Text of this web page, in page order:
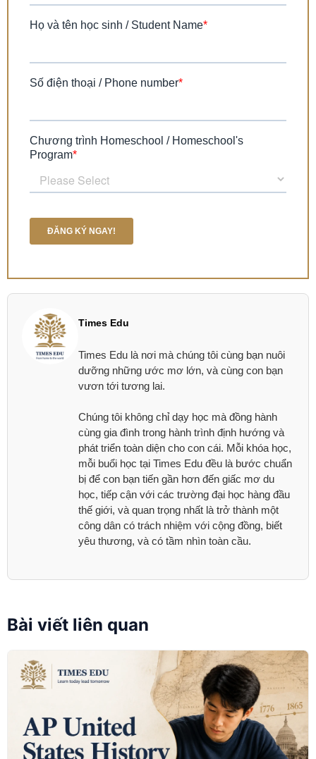
Times Edu
Times Edu là nơi mà chúng tôi cùng bạn nuôi
dưỡng những ước mơ lớn, và cùng con bạn
vươn tới tương lai.
Chúng tôi không chỉ dạy học mà đồng hành
cùng gia đình trong hành trình định hướng và
phát triển toàn diện cho con cái. Mỗi khóa học,
mỗi buổi học tại Times Edu đều là bước chuẩn
bị để con bạn tiến gần hơn đến giấc mơ du
học, tiếp cận với các trường đại học hàng đầu
thế giới, và quan trọng nhất là trở thành một
công dân có trách nhiệm với cộng đồng, biết
yêu thương, và có tầm nhìn toàn cầu.
Bài viết liên quan